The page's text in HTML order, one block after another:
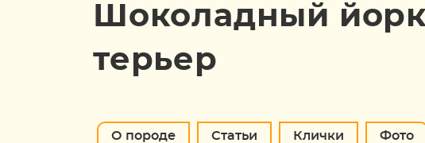
Шоколадный
терьер
О породе Статьи Клички Фото